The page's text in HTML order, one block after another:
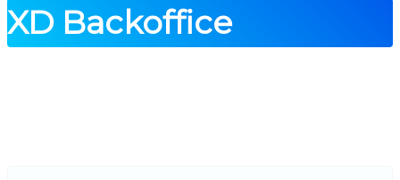
XD Backoffice